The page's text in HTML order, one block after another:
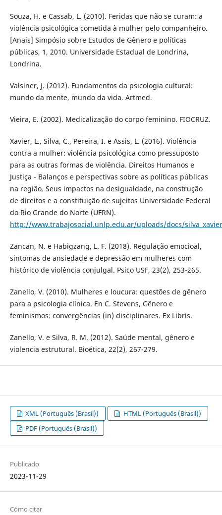
Souza, H. e Cassab, L. (2010). Feridas que não se curam: a
violência psicológica cometida à mulher pelo companheiro.
[Anais] Simpósio sobre Estudos de Gênero e políticas
públicas, 1, 2010. Universidade Estadual de Londrina,
Londrina.
Valsiner, J. (2012). Fundamentos da psicologia cultural:
mundo da mente, mundo da vida. Artmed.
Vieira, E. (2002). Medicalização do corpo feminino. FIOCRUZ.
Xavier, L., Silva, C., Pereira, I. e Assis, L. (2016). Violência
contra a mulher: violência psicológica como pressuposto
para as outras formas de violência. Direitos Humanos e
Justiça - Balanços e perspectivas sobre as políticas públicas
na região. Seus impactos na desigualdade, na construção
de direitos e a constituição de sujeitos Universidade Federal
do Rio Grande do Norte (UFRN).
http://www.trabajosocial.unlp.edu.ar/uploads/docs/
Zancan, N. e Habigzang, L. F. (2018). Regulação emocioal,
sintomas de ansiedade e depressão em mulheres com
histórico de violência conjulgal. Psico USF, 23(2), 253-265.
Zanello, V. (2010). Mulheres e loucura: questões de gênero
para a psicologia clínica. En C. Stevens, Gênero e
feminismos: convergências (in) disciplinares. Ex Libris.
Zanello, V. e Silva, R. M. (2012). Saúde mental, gênero e
violencia estrutural. Bioética, 22(2), 267-279.
XML (Português (Brasil))
HTML (Português (Brasil))
PDF (Português (Brasil))
Publicado
2023-11-29
Cómo citar